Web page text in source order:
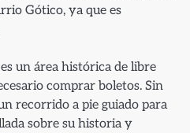
Gótico, ya que es
un área histórica de libre
comprar boletos. Sin
recorrido a pie guiado para
sobre su historia y